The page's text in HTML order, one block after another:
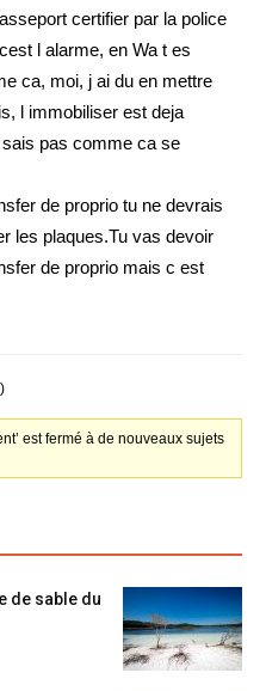
certifier par la police
l alarme, en Wa t es
ca, moi, j ai du en mettre
l immobiliser est deja
pas comme ca se
de proprio tu ne devrais
les plaques.Tu vas devoir
de proprio mais c est
est fermé à de nouveaux sujets
de sable du